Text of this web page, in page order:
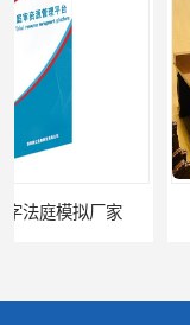
六盘水模拟法庭厂